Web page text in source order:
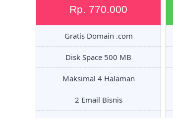
Rp. 770.000
Gratis Domain .com
Disk Space 500 MB
Maksimal 4 Halaman
2 Email Bisnis